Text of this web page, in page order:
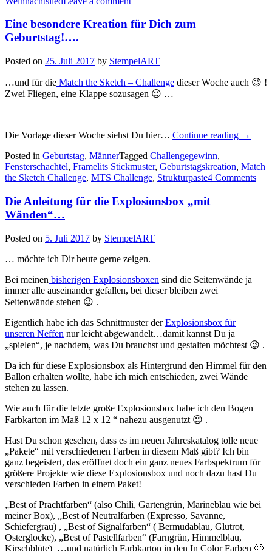
Eine besondere Kreation für Dich zum
Geburtstag!….
Posted on 25. Juli 2017 by StempelART
…und für die Match the Sketch – Challenge dieser Woche auch 😉 !
Zwei Fliegen, eine Klappe sozusagen 😉 …
Die Vorlage dieser Woche siehst Du hier… Continue reading „Eine
für
Dich
→
Posted in Geburtstag, MännerTagged Challengegewinn,
Fensterschachtel, Framelits Stickmuster, Geburtstagskreation, Match
the Sketch Challenge, MTS Challenge, Strukturpaste4 Comments
Die Anleitung für die Explosionsbox „mit
Wänden“…
Posted on 5. Juli 2017 by StempelART
… möchte ich Dir heute gerne zeigen.
Bei meinen bisherigen Explosionsboxen sind die Seitenwände ja
immer alle auseinander gefallen, bei dieser bleiben zwei
Seitenwände stehen 😉 .
Eigentlich habe ich das Schnittmuster derExplosionsbox für
unseren Neffen nur leicht abgewandelt…damit kannst Du ja
„spielen“, je nachdem, was Du brauchst und gestalten möchtest 😉 .
Da ich für diese Explosionsbox als Hintergrund den Himmel für den
Ballon erhalten wollte, habe ich mich entschieden, zwei Wände
stehen zu lassen.
Wie auch für die letzte große Explosionsbox habe ich den Bogen
Farbkarton im Maß 12 x 12 “ nahezu ausgenutzt 😉 .
Hast Du schon gesehen, dass es im neuen Jahreskatalog tolle neue
„Pakete“ mit verschiedenen Farben in diesem Maß gibt? Ich bin
ganz begeistert, das eröffnet doch ein ganz neues Farbspektrum für
größere Projekte wie diese Explosionsbox und noch dazu hast Du
verschieden Farben in einem Paket!
„Best of Prachtfarben“ (also Chili, Gartengrün, Marineblau wie bei
meiner Box), „Best of Neutralfarben (Expresso, Savanne,
Schiefergrau) , „Best of Signalfarben“ ( Bermudablau, Glutrot,
Osterglocke), „Best of Pastellfarben“ (Farngrün, Himmelblau,
Kirschblüte) …und natürlich Farbkarton in den In Color Farben 🙂